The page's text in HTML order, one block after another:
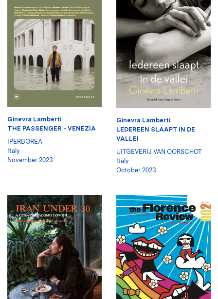
Ginevra Lamberti
THE PASSENGER - VENEZIA
IPERBOREA
Italy
November 2023
Ginevra Lamberti
LEDEREEN SLAAPT IN DE
VALLEI
UITGEVERIJ VAN OORSCHOT
Italy
October 2023